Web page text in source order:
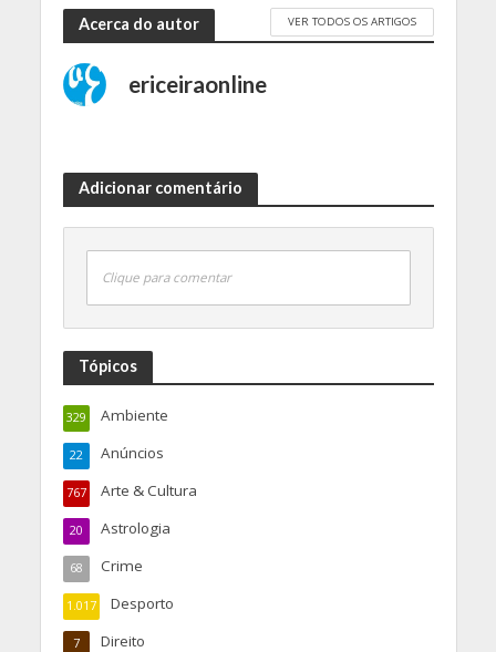
Acerca do autor VER TODOS OS ARTIGOS
ericeiraonline
Adicionar comentário
Clique para comentar
Tópicos
Ambiente
329
Anúncios
22
Arte & Cultura
767
Astrologia
20
Crime
68
Desporto
1.017
Direito
7